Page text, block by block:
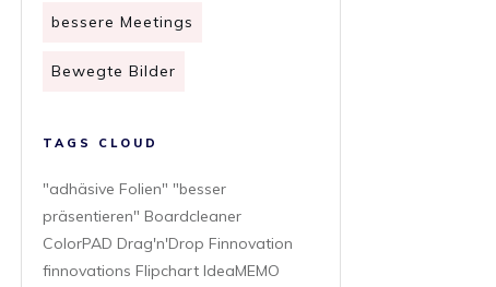
bessere Meetings
Bewegte Bilder
TAGS CLOUD
"adhäsive Folien" "besser
präsentieren" Boardcleaner
ColorPAD Drag'n'Drop Finnovation
finnovations Flipchart IdeaMEMO